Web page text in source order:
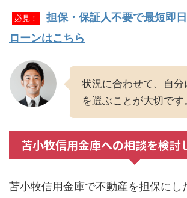
必見！
担保・保証人不要で最短即
ローンはこちら
状況に合わせて、自
を選ぶことが大切です
苫小牧信用金庫への相談を検討
苫小牧信用金庫で不動産を担保にし